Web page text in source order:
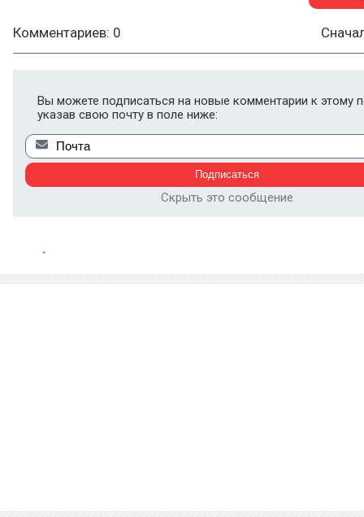
Комментариев: 0
Вы можете подписаться на новые комментарии к этому
указав свою почту в поле ниже:
Скрыть это сообщение